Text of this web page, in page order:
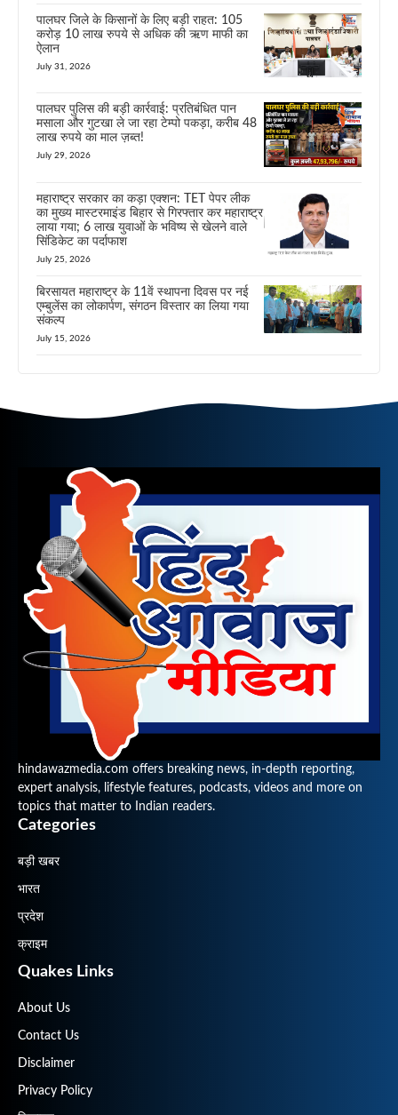
पालघर जिले के किसानों के लिए बड़ी राहत: 105
करोड़ 10 लाख रुपये से अधिक की ऋण माफी का
ऐलान
July 31, 2026
पालघर पुलिस की बड़ी कार्रवाई: प्रतिबंधित पान
मसाला और गुटखा ले जा रहा टेम्पो पकड़ा, करीब 48
लाख रुपये का माल ज़ब्त!
July 29, 2026
महाराष्ट्र सरकार का कड़ा एक्शन: TET पेपर लीक
का मुख्य मास्टरमाइंड बिहार से गिरफ्तार कर महाराष्ट्र
लाया गया; 6 लाख युवाओं के भविष्य से खेलने वाले
सिंडिकेट का पर्दाफाश
July 25, 2026
बिरसायत महाराष्ट्र के 11वें स्थापना दिवस पर नई
एम्बुलेंस का लोकार्पण, संगठन विस्तार का लिया गया
संकल्प
July 15, 2026
hindawazmedia.com offers breaking news, in-depth reporting,
expert analysis, lifestyle features, podcasts, videos and more on
topics that matter to Indian readers.
Categories
बड़ी खबर
भारत
प्रदेश
क्राइम
Quakes Links
About Us
Contact Us
Disclaimer
Privacy Policy